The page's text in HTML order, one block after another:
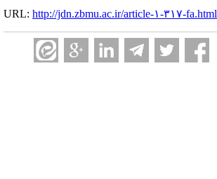
URL: http://jdn.zbmu.ac.ir/article-۱-۳۱۷-fa.html